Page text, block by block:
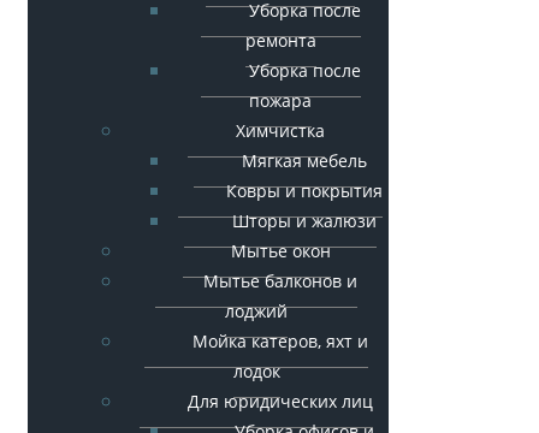
Уборка после
ремонта
Уборка после
пожара
Химчистка
Мягкая мебель
Ковры и покрытия
Шторы и жалюзи
Мытье окон
Мытье балконов и
лоджий
Мойка катеров, яхт и
лодок
Для юридических лиц